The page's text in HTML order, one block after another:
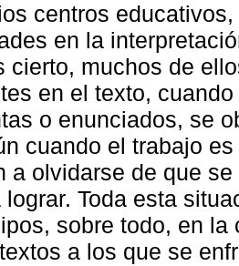
centros
en la
cierto, muchos de
en el texto,
o enunciados, se
cuando el trabajo
a olvidarse de que
lograr. Toda esta
sobre todo, en
a los que se